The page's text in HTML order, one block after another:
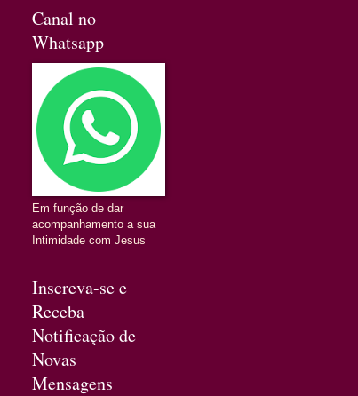
Canal no
Whatsapp
Em função de dar
acompanhamento a sua
Intimidade com Jesus
Inscreva-se e
Receba
Notificação de
Novas
Mensagens